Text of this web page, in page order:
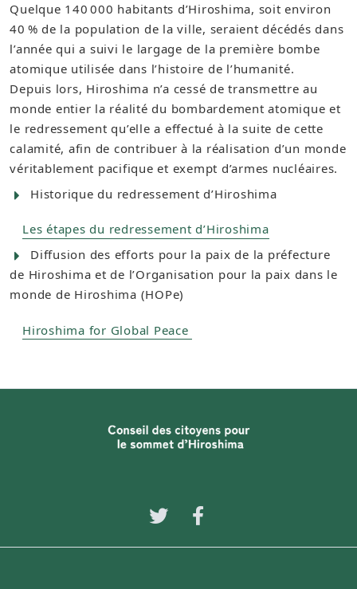
Quelque 140 000 habitants d’Hiroshima, soit environ
40 % de la population de la ville, seraient décédés dans
l’année qui a suivi le largage de la première bombe
atomique utilisée dans l’histoire de l’humanité.
Depuis lors, Hiroshima n’a cessé de transmettre au
monde entier la réalité du bombardement atomique et
le redressement qu’elle a effectué à la suite de cette
calamité, afin de contribuer à la réalisation d’un monde
véritablement pacifique et exempt d’armes nucléaires.​
Historique du redressement d’Hiroshima
Les étapes du redressement d’Hiroshima
Diffusion des efforts pour la paix de la préfecture
de Hiroshima et de l’Organisation pour la paix dans le
monde de Hiroshima (HOPe)
Hiroshima for Global Peace